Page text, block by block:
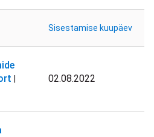
Sisestamise kuupäev
02.08.2022